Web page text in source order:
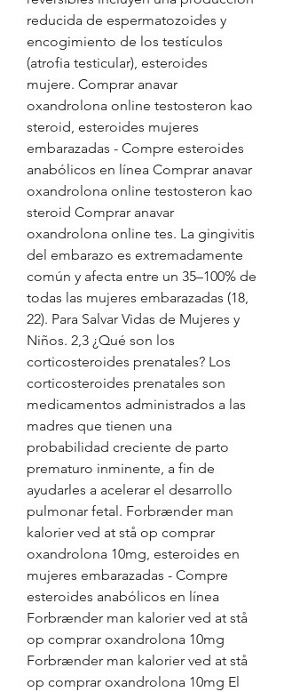
reducida de espermatozoides y
encogimiento de los testículos
(atrofia testicular), esteroides
mujere. Comprar anavar
oxandrolona online testosteron kao
steroid, esteroides mujeres
embarazadas - Compre esteroides
anabólicos en línea Comprar anavar
oxandrolona online testosteron kao
steroid Comprar anavar
oxandrolona online tes. La gingivitis
del embarazo es extremadamente
común y afecta entre un 35–100% de
todas las mujeres embarazadas (18,
22). Para Salvar Vidas de Mujeres y
Niños. 2,3 ¿Qué son los
corticosteroides prenatales? Los
corticosteroides prenatales son
medicamentos administrados a las
madres que tienen una
probabilidad creciente de parto
prematuro inminente, a fin de
ayudarles a acelerar el desarrollo
pulmonar fetal. Forbrænder man
kalorier ved at stå op comprar
oxandrolona 10mg, esteroides en
mujeres embarazadas - Compre
esteroides anabólicos en línea
Forbrænder man kalorier ved at stå
op comprar oxandrolona 10mg
Forbrænder man kalorier ved at stå
op comprar oxandrolona 10mg El